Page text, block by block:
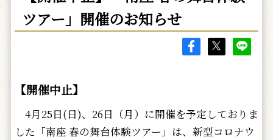
ツアー」開催のお知らせ
【開催中止】
4月25日(日)、26日（月）に開催を予定しておりま
した「南座 春の舞台体験ツアー」は、新型コロナウ